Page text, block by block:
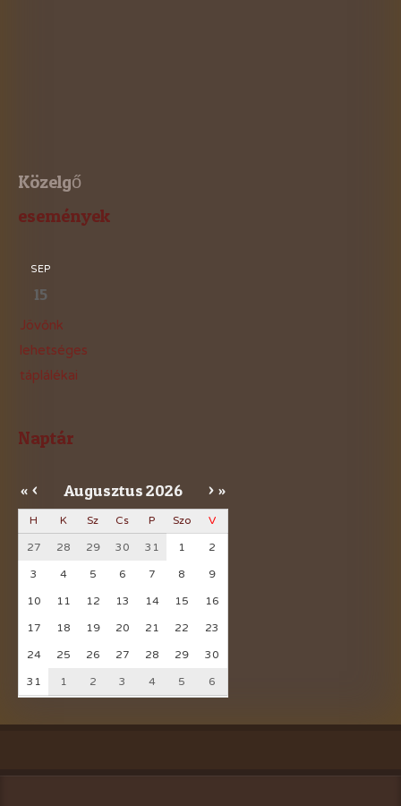
Közelgő
események
SEP
15
Jövőnk
lehetséges
táplálékai
Naptár
« < Augusztus2026 > »
H K Sz Cs P Szo V
27 28 29 30 31 1 2
3 4 5 6 7 8 9
10 11 12 13 14 15 16
17 18 19 20 21 22 23
24 25 26 27 28 29 30
31 1 2 3 4 5 6